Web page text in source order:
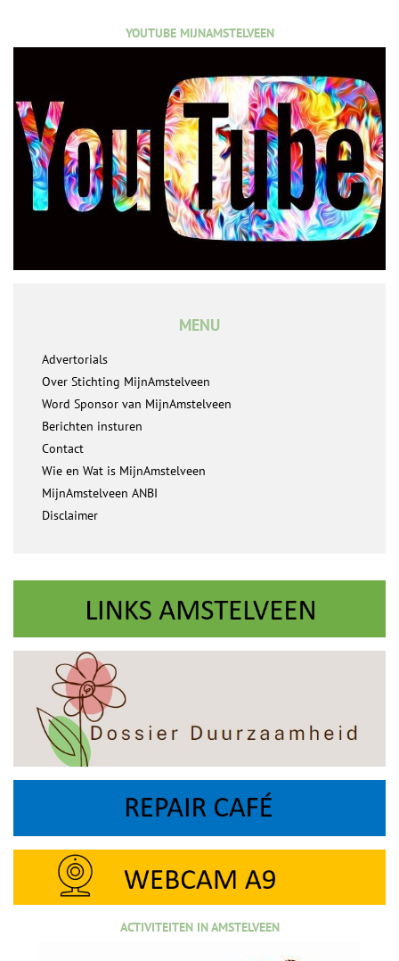
YOUTUBE MIJNAMSTELVEEN
MENU
Advertorials
Over Stichting MijnAmstelveen
Word Sponsor van MijnAmstelveen
Berichten insturen
Contact
Wie en Wat is MijnAmstelveen
MijnAmstelveen ANBI
Disclaimer
ACTIVITEITEN IN AMSTELVEEN